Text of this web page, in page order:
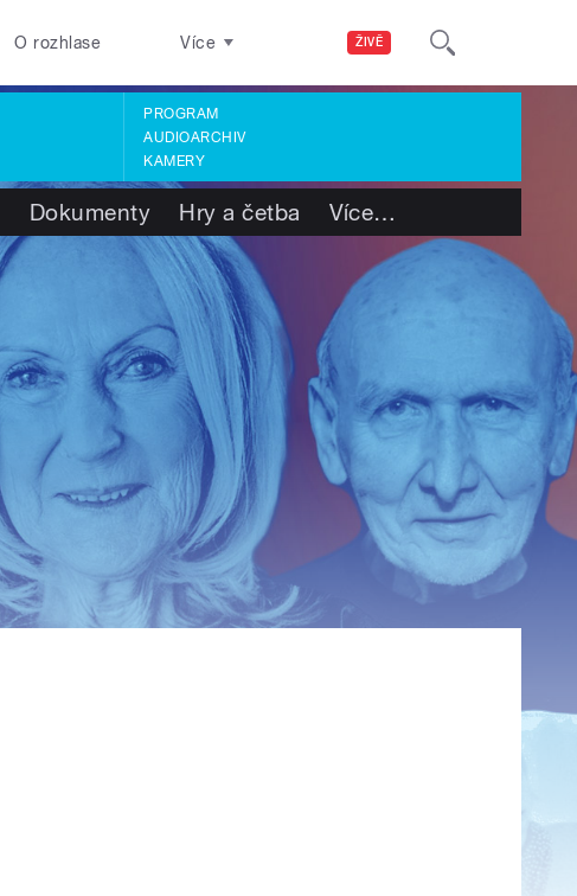
ŽIVĚ
O rozhlase Více
PROGRAM
AUDIOARCHIV
KAMERY
Dokumenty Hry a četba Více…